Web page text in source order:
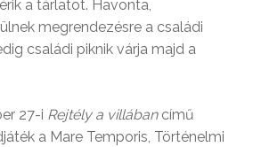
a tárlatot. Havonta,
megrendezésre a családi
családi piknik várja majd a
27-i Rejtély a villábancímű
a Mare Temporis, Történelmi